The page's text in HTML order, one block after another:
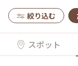
絞り込む
スポット